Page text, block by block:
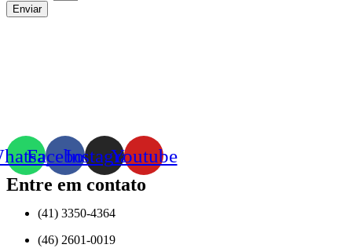
Enviar
FacebookInstagramYoutube
Entre em contato
(41) 3350-4364
(46) 2601-0019